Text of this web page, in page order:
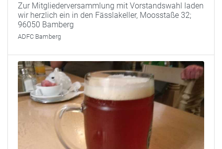
Zur Mitgliederversammlung mit Vorstandswahl laden
wir herzlich ein in den Fässlakeller, Moosstaße 32;
96050 Bamberg
ADFC Bamberg